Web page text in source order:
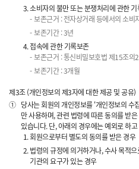
소비자의 불만 또는 분쟁처리에 관한 기
보존근거 : 전자상거래 등에서의 소
보존기간 : 3년
접속에 관한 기록보존
보존근거 : 통신비밀보호법 제15조의
보존기간 : 3개월
제3조 (개인정보의 제3자에 대한 제공 및 공유)
① 당사는 회원의 개인정보를 '개인정보의 수
만 사용하며, 관련 법령에 따른 동의를 받
있습니다. 단, 아래의 경우에는 예외로 하
회원으로부터 별도의 동의를 받은 경우
법령의 규정에 의거하거나, 수사 목적
기관의 요구가 있는 경우